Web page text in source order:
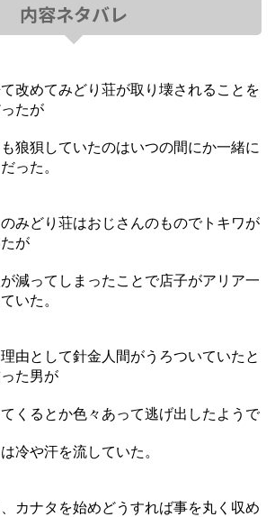
内容ネタバレ
改めてみどり荘が取り壊されることを
たが
狼狽していたのはいつの間にか一緒に
った。
みどり荘はおじさんのものでトキワが
が
減ってしまったことで店子がアリア一
いた。
由として針金人間がうろついていたと
た男が
くるとか色々あって逃げ出したようで
冷や汗を流していた。
カナタを始めどうすれば事を丸く収め